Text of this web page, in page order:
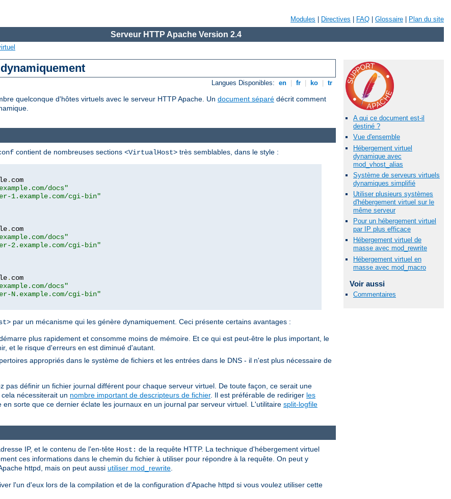
Modules Directives FAQ Glossaire Plan du site
Serveur HTTP Apache Version 2.4
Langues Disponibles: en fr ko tr
quelconque d'hôtes virtuels avec le serveur HTTP Apache. Un document séparé décrit comment
A qui ce document est-il
destiné ?
Vue d'ensemble
Hébergement virtuel
dynamique avec
mod_vhost_alias
Système de serveurs virtuels
dynamiques simplifié
Utiliser plusieurs systèmes
d'hébergement virtuel sur le
même serveur
Pour un hébergement virtuel
par IP plus efficace
Hébergement virtuel de
masse avec mod_rewrite
Hébergement virtuel en
masse avec mod_macro
Voir aussi
Commentaires
contient de nombreuses sections <VirtualHost> très semblables, dans le style :
. com
docs"
1.example.com/cgi-bin"
. com
docs"
2.example.com/cgi-bin"
. com
docs"
N.example.com/cgi-bin"
par un mécanisme qui les génère dynamiquement. Ceci présente certains avantages :
plus rapidement et consomme moins de mémoire. Et ce qui est peut-être le plus important, le
et le risque d'erreurs en est diminué d'autant.
appropriés dans le système de fichiers et les entrées dans le DNS - il n'est plus nécessaire de
pas définir un fichier journal différent pour chaque serveur virtuel. De toute façon, ce serait une
nécessiterait un nombre important de descripteurs de fichier. Il est préférable de rediriger les
sorte que ce dernier éclate les journaux en un journal par serveur virtuel. L'utilitaire split-logfile
IP, et le contenu de l'en-tête Host: de la requête HTTP. La technique d'hébergement virtuel
ces informations dans le chemin du fichier à utiliser pour répondre à la requête. On peut y
httpd, mais on peut aussi utiliser mod_rewrite
l'un d'eux lors de la compilation et de la configuration d'Apache httpd si vous voulez utiliser cette